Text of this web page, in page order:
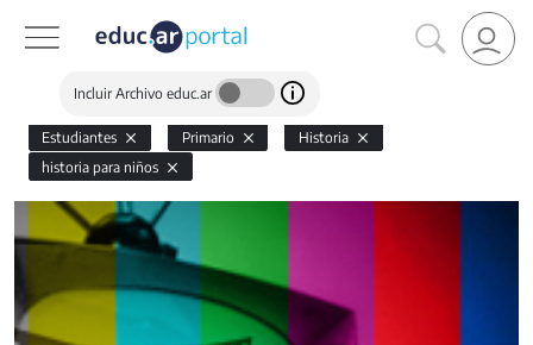
Incluir Archivo educ.ar
Estudiantes Primario
Historia
historia para niños